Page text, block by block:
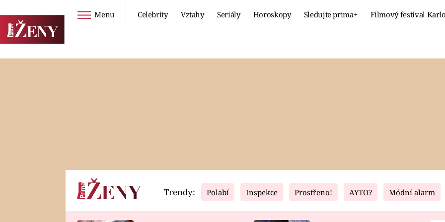
Menu Celebrity Vztahy Seriály Horoskopy Sledujte prima+ Filmový festival
Horoskopy Video Fresh Living
Trendy: Polabí Inspekce Prostřeno! AYTO? Módní alarm